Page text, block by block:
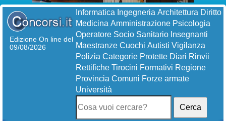
Edizione On line del
09/08/2026
Informatica Ingegneria Architettura Diritto
Medicina Amministrazione Psicologia
Operatore Socio Sanitario Insegnanti
Maestranze Cuochi Autisti Vigilanza
Polizia Categorie Protette Diari Rinvii
Rettifiche Tirocini Formativi Regione
Provincia Comuni Forze armate
Università
Cerca